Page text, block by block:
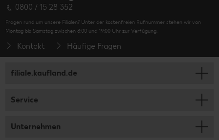
0800 / 15 28 352
Fragen rund um unsere Filialen? Unter der kostenfreien Rufnummer stehen wir von
Montag bis Samstag zwischen 8:00 und 19:00 Uhr zur Verfügung.
Kontakt Häufige Fragen
filiale.kaufland.de
Service
Unternehmen